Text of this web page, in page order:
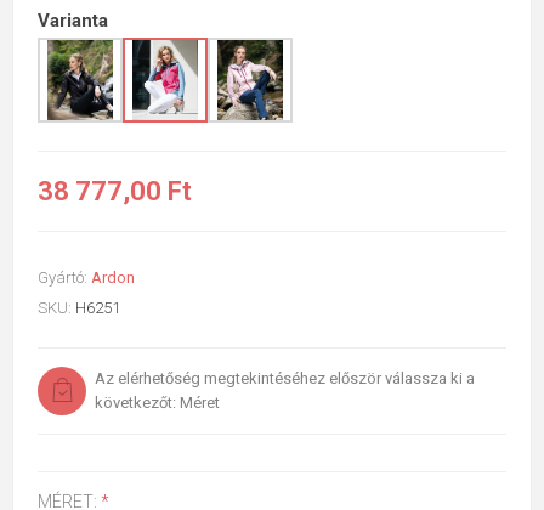
Varianta
38 777,00 Ft
Gyártó: Ardon
SKU: H6251
Az elérhetőség megtekintéséhez először válassza ki a
következőt: Méret
MÉRET: *